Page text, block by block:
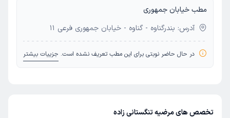
مطب خیابان جمهوری
آدرس: بندرگناوه - گناوه - خیابان جمهوری فرعی 11
در حال حاضر نوبتی برای این مطب تعریف نشده است. جزییات بیشتر
تخصص های مرضیه تنگستانی زاده